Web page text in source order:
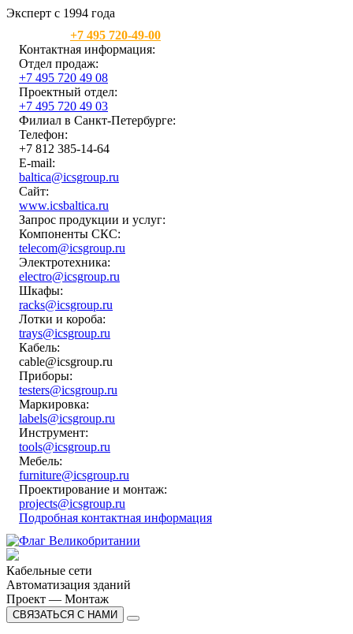
Эксперт с 1994 года
+7 495 720-49-00
Контактная информация:
Отдел продаж:
+7 495 720 49 08
Проектный отдел:
+7 495 720 49 03
Филиал в Санкт-Петербурге:
Телефон:
+7 812 385-14-64
E-mail:
baltica@icsgroup.ru
Сайт:
www.icsbaltica.ru
Запрос продукции и услуг:
Компоненты СКС:
telecom@icsgroup.ru
Электротехника:
electro@icsgroup.ru
Шкафы:
racks@icsgroup.ru
Лотки и короба:
trays@icsgroup.ru
Кабель:
cable@icsgroup.ru
Приборы:
testers@icsgroup.ru
Маркировка:
labels@icsgroup.ru
Инструмент:
tools@icsgroup.ru
Мебель:
furniture@icsgroup.ru
Проектирование и монтаж:
projects@icsgroup.ru
Подробная контактная информация
Кабельные сети
Автоматизация зданий
Проект — Монтаж
СВЯЗАТЬСЯ С НАМИ